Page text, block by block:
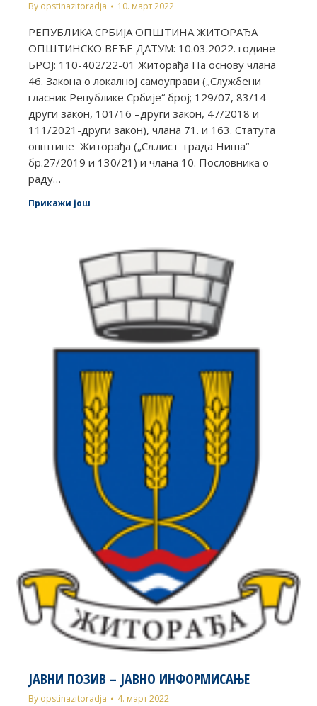
By opstinazitoradja 10. март 2022
РЕПУБЛИКА СРБИЈА ОПШТИНА ЖИТОРАЂА
ОПШТИНСКО ВЕЋЕ ДАТУМ: 10.03.2022. године
БРОЈ: 110-402/22-01 Житорађа На основу члана
46. Закона о локалној самоуправи („Службени
гласник Републике Србије“ број; 129/07, 83/14
други закон, 101/16 –други закон, 47/2018 и
111/2021-други закон), члана 71. и 163. Статута
општине Житорађа („Сл.лист града Ниша“
бр.27/2019 и 130/21) и члана 10. Пословника о
раду…
Прикажи још
ЈАВНИ ПОЗИВ – ЈАВНО ИНФОРМИСАЊЕ
By opstinazitoradja 4. март 2022